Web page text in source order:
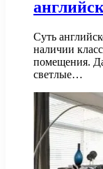
Суть
наличии
помещения.
светлые…